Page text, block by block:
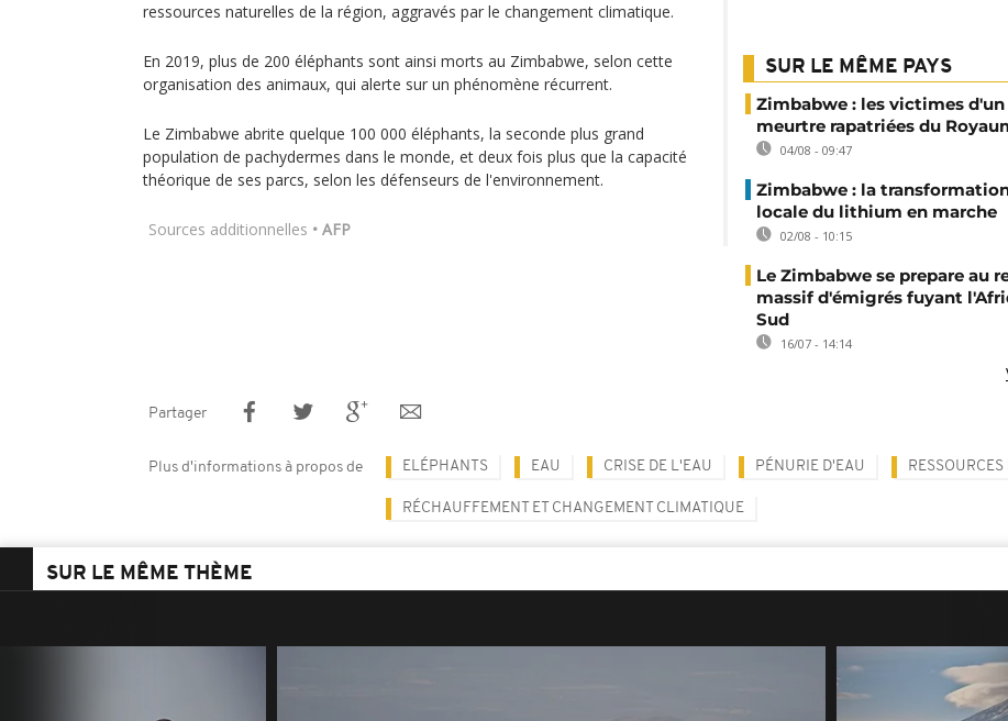
ressources naturelles de la région, aggravés par le changement climatique.
En 2019, plus de 200 éléphants sont ainsi morts au Zimbabwe, selon cette
organisation des animaux, qui alerte sur un phénomène récurrent.
Le Zimbabwe abrite quelque 100 000 éléphants, la seconde plus grand
population de pachydermes dans le monde, et deux fois plus que la capacité
théorique de ses parcs, selon les défenseurs de l'environnement.
Sources additionnelles • AFP
SUR LE MÊME PAYS
Zimbabwe : les victimes
meurtre rapatriées du
04/08 - 09:47
Zimbabwe : la
locale du lithium en marche
02/08 - 10:15
Le Zimbabwe se prepare au
massif d'émigrés fuyant
Sud
16/07 - 14:14
Partager
Plus d'informations à propos de ELÉPHANTS EAU CRISE DE L'EAU PÉNURIE D'EAU RESSOURCES
RÉCHAUFFEMENT ET CHANGEMENT CLIMATIQUE
SUR LE MÊME THÈME